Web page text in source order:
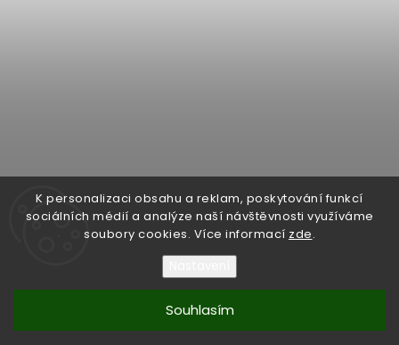
K personalizaci obsahu a reklam, poskytování funkcí
sociálních médií a analýze naší návštěvnosti využíváme
soubory cookies. Více informací zde.
Souhlasím